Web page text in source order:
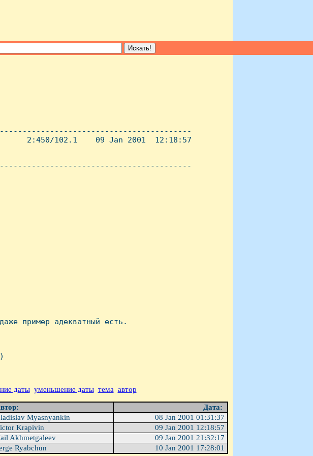
102.1    09 Jan 2001  12:18:57
пpимеp адекватный есть.
даты уменьшение даты тема автор
Дата:
Myasnyankin
08 Jan 2001 01:31:37
Krapivin
09 Jan 2001 12:18:57
Akhmetgaleev
09 Jan 2001 21:32:17
Ryabchun
10 Jan 2001 17:28:01